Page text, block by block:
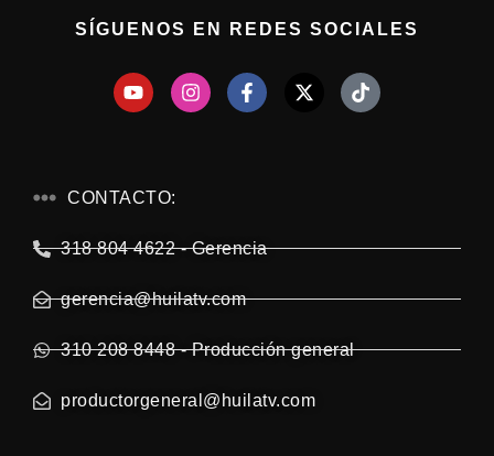
SÍGUENOS EN REDES SOCIALES
CONTACTO:
318 804 4622 - Gerencia
gerencia@huilatv.com
310 208 8448 - Producción general
productorgeneral@huilatv.com